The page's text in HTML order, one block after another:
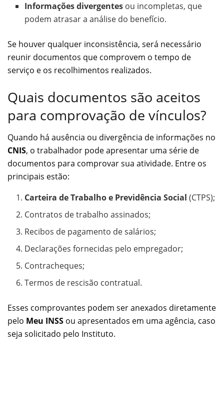
Informações divergentes ou incompletas, que
podem atrasar a análise do benefício.
Se houver qualquer inconsistência, será necessário
reunir documentos que comprovem o tempo de
serviço e os recolhimentos realizados.
Quais documentos são aceitos
para comprovação de vínculos?
Quando há ausência ou divergência de informações no
CNIS, o trabalhador pode apresentar uma série de
documentos para comprovar sua atividade. Entre os
principais estão:
Carteira de Trabalho e Previdência Social (CTPS);
Contratos de trabalho assinados;
Recibos de pagamento de salários;
Declarações fornecidas pelo empregador;
Contracheques;
Termos de rescisão contratual.
Esses comprovantes podem ser anexados diretamente
pelo Meu INSS ou apresentados em uma agência, caso
seja solicitado pelo Instituto.